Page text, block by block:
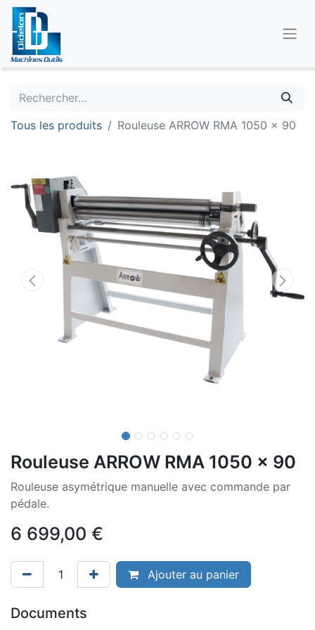
Tous les produits Rouleuse ARROW RMA 1050 x 90
Rouleuse ARROW RMA 1050 x 90
Rouleuse asymétrique manuelle avec commande par
pédale.
6 699,00 €
Ajouter au panier
Documents